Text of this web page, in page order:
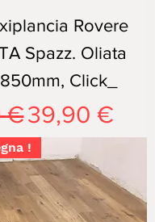
Rovere
Spazz. Oliata
Click_
regolare
€Prezzo
39,90 €
!